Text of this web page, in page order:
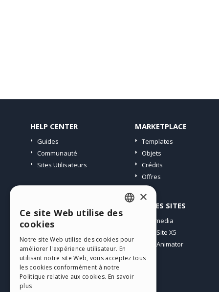
HELP CENTER
Guides
Communauté
Sites Utilisateurs
MARKETPLACE
Templates
Objets
Crédits
Offres
Mes Messages
Télécharger
Espace Web
Mes Crédits
AUTRES SITES
Incomedia
WebSite X5
WebAnimator
ENGLISH
GERMAN
SPANISH
×
Ce site Web utilise des
cookies
Notre site Web utilise des cookies pour
améliorer l'expérience utilisateur. En
utilisant notre site Web, vous acceptez tous
les cookies conformément à notre
Politique relative aux cookies. En savoir
plus